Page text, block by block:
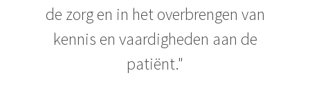
de zorg en in het overbrengen van
kennis en vaardigheden aan de
patiënt."